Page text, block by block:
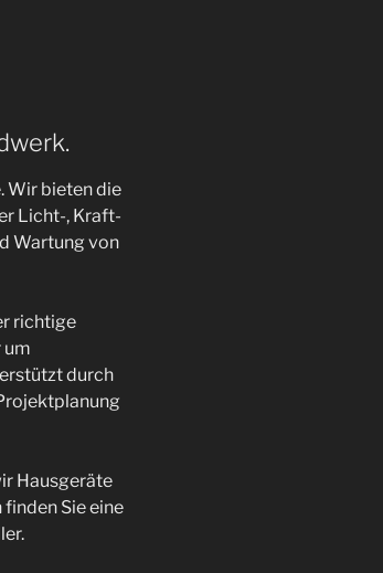
Wir bieten die
Licht-, Kraft-
Wartung von
richtige
um
durch
Hausgeräte
Sie eine